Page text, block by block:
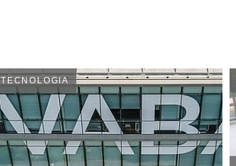
TECNOLOGIA